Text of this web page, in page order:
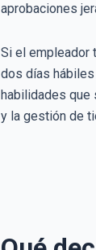
aprobaciones
Si el empleador
dos días
habilidades que
y la gestión de